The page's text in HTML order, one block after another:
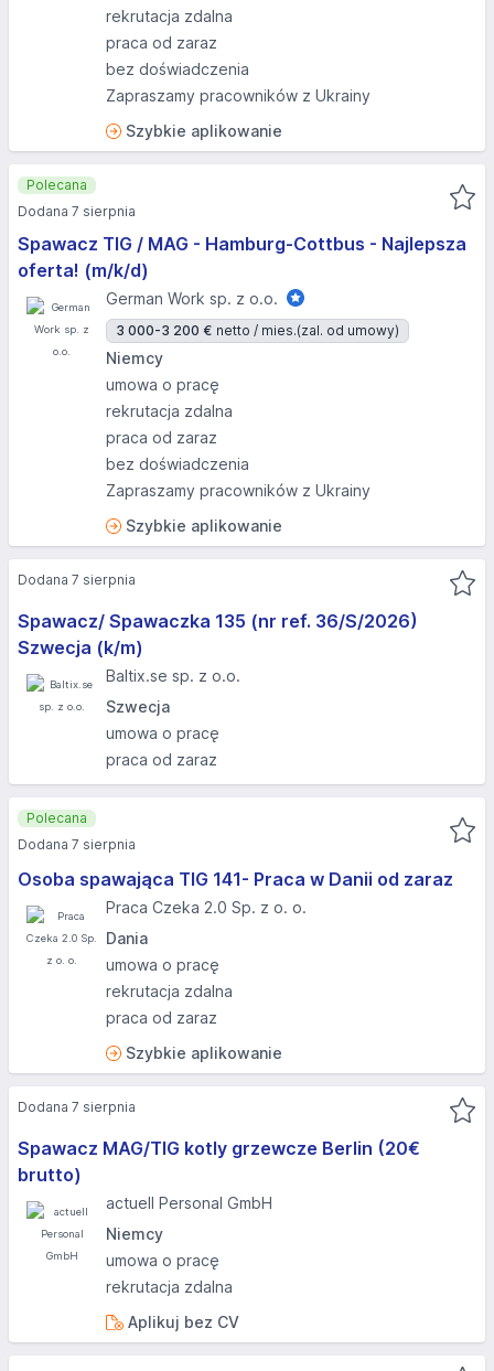
rekrutacja zdalna
praca od zaraz
bez doświadczenia
Zapraszamy pracowników z Ukrainy
Szybkie aplikowanie
Spawacz TIG / MAG - Hamburg-Cottbus - Najlepsza
oferta! (m/k/d)
German Work sp. z o.o.
3 000-3 200 € netto / mies.(zal. od umowy)
Niemcy
umowa o pracę
rekrutacja zdalna
praca od zaraz
bez doświadczenia
Zapraszamy pracowników z Ukrainy
Szybkie aplikowanie
Polecana
Dodana 7 sierpnia
Spawacz/ Spawaczka 135 (nr ref. 36/S/2026)
Szwecja (k/m)
Baltix.se sp. z o.o.
Szwecja
umowa o pracę
praca od zaraz
Dodana 7 sierpnia
Osoba spawająca TIG 141- Praca w Danii od zaraz
Praca Czeka 2.0 Sp. z o. o.
Dania
umowa o pracę
rekrutacja zdalna
praca od zaraz
Szybkie aplikowanie
Polecana
Dodana 7 sierpnia
Spawacz MAG/TIG kotly grzewcze Berlin (20€
brutto)
actuell Personal GmbH
Niemcy
umowa o pracę
rekrutacja zdalna
Aplikuj bez CV
Dodana 7 sierpnia